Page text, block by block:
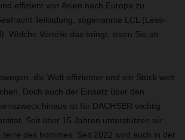
effizient von Asien nach Europa zu
Teilladung, sogenannte LCL (Less-
Welche Vorteile das bringt, lesen Sie ab
die Welt effizienter und ein Stück weit
Doch auch der Einsatz über den
hinaus ist für DACHSER wichtig
Seit über 15 Jahren unterstützen wir
terre des hommes. Seit 2022 wird auch in der